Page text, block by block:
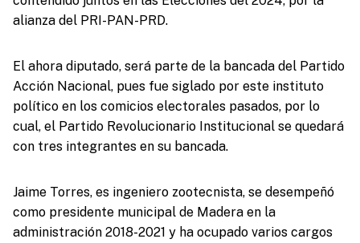
alianza del PRI-PAN-PRD.
El ahora diputado, será parte de la bancada del Partido
Acción Nacional, pues fue siglado por este instituto
político en los comicios electorales pasados, por lo
cual, el Partido Revolucionario Institucional se quedará
con tres integrantes en su bancada.
Jaime Torres, es ingeniero zootecnista, se desempeñó
como presidente municipal de Madera en la
administración 2018-2021 y ha ocupado varios cargos